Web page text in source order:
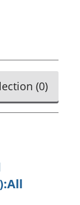
(0)